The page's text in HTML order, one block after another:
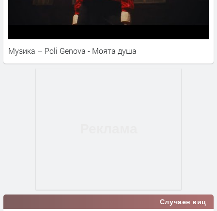
Музика – Poli Genova - Моята душа
Случаен виц